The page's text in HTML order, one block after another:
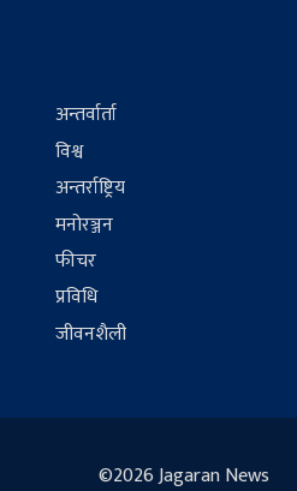
अन्तर्वार्ता
विश्व
अन्तर्राष्ट्रिय
मनोरञ्जन
फीचर
प्रविधि
जीवनशैली
©2026 Jagaran News